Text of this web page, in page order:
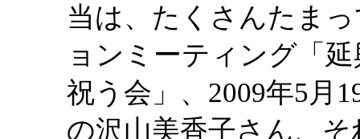
当は、たくさんたま
ョンミーティング「
祝う会」、2009年5月
の沢山美香子さん、